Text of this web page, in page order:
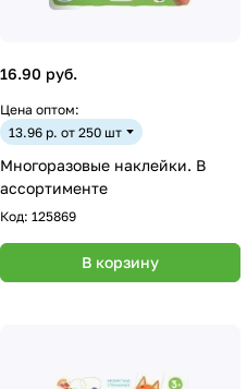
16.90 руб.
Цена оптом:
13.96 р. от 250 шт
Многоразовые наклейки. В
ассортименте
Код: 125869
В корзину